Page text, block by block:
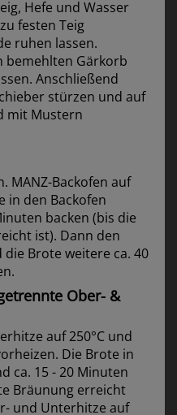
Hefe und Wasser
festen Teig
ruhen lassen.
bemehlten Gärkorb
Anschließend
stürzen und auf
mit Mustern
MANZ-Backofen auf
in den Backofen
backen (bis die
ist). Dann den
Brote weitere ca. 40
Ober- &
auf 250°C und
Die Brote in
ca. 15 - 20 Minuten
Bräunung erreicht
und Unterhitze auf